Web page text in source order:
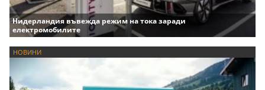
Нидерландия въвежда режим на тока заради
електромобилите
НОВИНИ